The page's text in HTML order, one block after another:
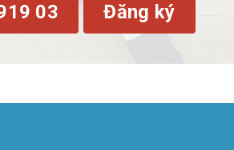
03 Đăng ký